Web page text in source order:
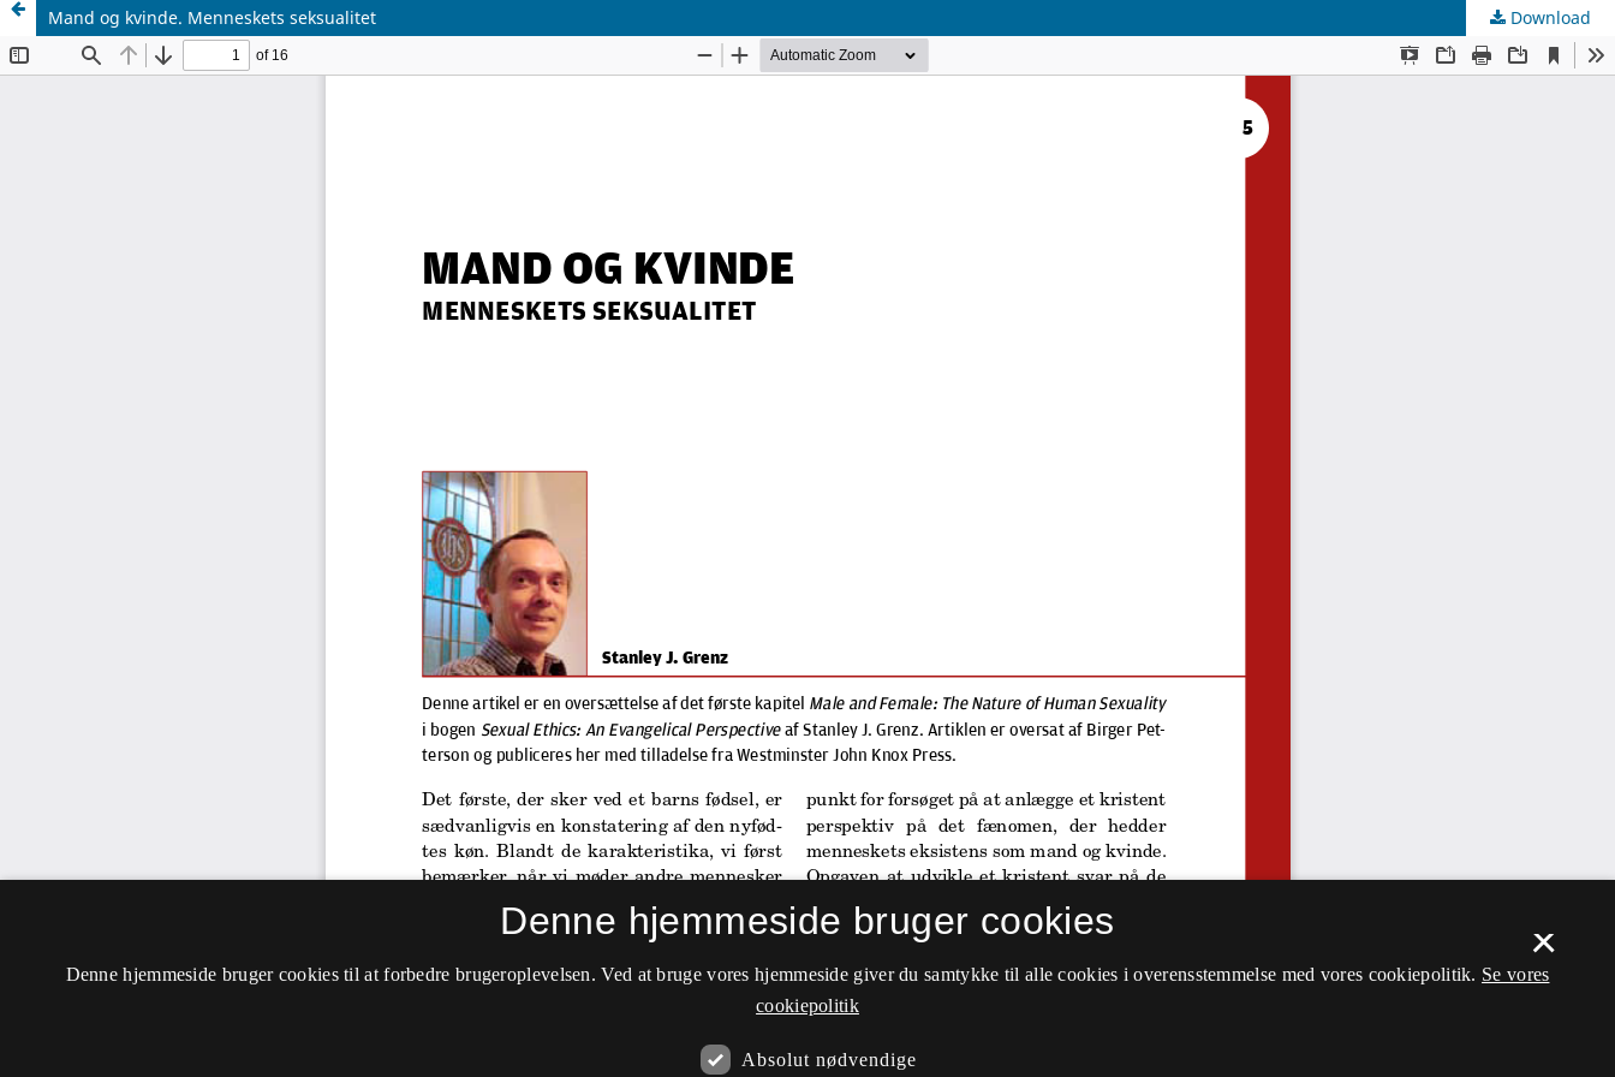
Mand og kvinde. Menneskets seksualitet Download
×
Denne hjemmeside bruger cookies
Denne hjemmeside bruger cookies til at forbedre brugeroplevelsen. Ved at bruge vores hjemmeside giver du samtykke til alle cookies i overensstemmelse med vores cookiepolitik. Se vores
cookiepolitik
Absolut nødvendige